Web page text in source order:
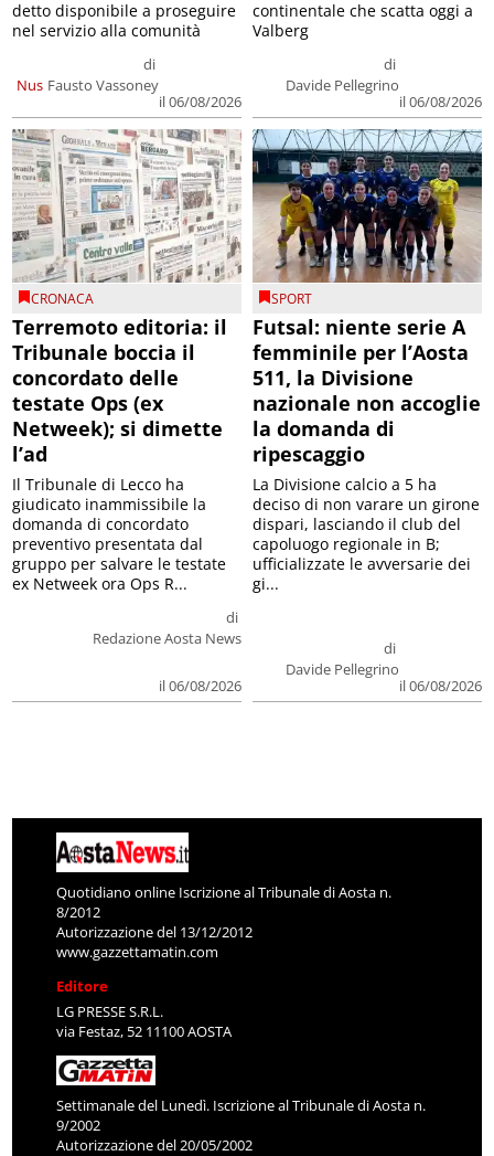
Nus
di
Fausto Vassoney
il 06/08/2026
detto disponibile a proseguire
nel servizio alla comunità
di
Davide Pellegrino
il 06/08/2026
continentale che scatta oggi a
Valberg
CRONACA
Terremoto editoria: il
Tribunale boccia il
concordato delle
testate Ops (ex
Netweek); si dimette
l’ad
di
Redazione Aosta News
il 06/08/2026
Il Tribunale di Lecco ha
giudicato inammissibile la
domanda di concordato
preventivo presentata dal
gruppo per salvare le testate
ex Netweek ora Ops R...
SPORT
Futsal: niente serie A
femminile per l’Aosta
511, la Divisione
nazionale non accoglie
la domanda di
ripescaggio
di
Davide Pellegrino
il 06/08/2026
La Divisione calcio a 5 ha
deciso di non varare un girone
dispari, lasciando il club del
capoluogo regionale in B;
ufficializzate le avversarie dei
gi...
Quotidiano online Iscrizione al Tribunale di Aosta n.
8/2012
Autorizzazione del 13/12/2012
www.gazzettamatin.com
Editore
LG PRESSE S.R.L.
via Festaz, 52 11100 AOSTA
Settimanale del Lunedì. Iscrizione al Tribunale di Aosta n.
9/2002
Autorizzazione del 20/05/2002